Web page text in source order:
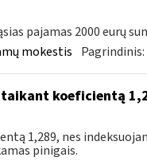
pajamas 2000 eurų
mokestis Pagrindinis:
koeficientą
1,289, nes
pinigais.